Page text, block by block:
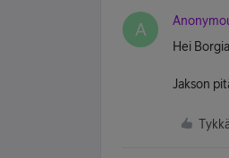
A
Hei
Jakson